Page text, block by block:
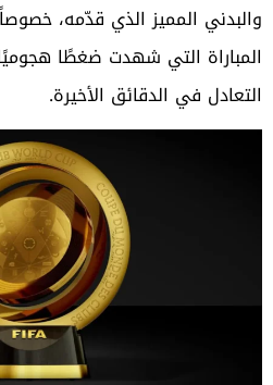
والبدني المميز الذي قدّمه،
المباراة التي شهدت ضغطًا
التعادل في الدقائق الأخيرة.